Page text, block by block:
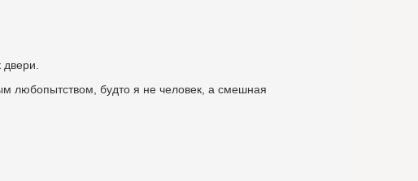
любопытством, будто я не человек, а смешная